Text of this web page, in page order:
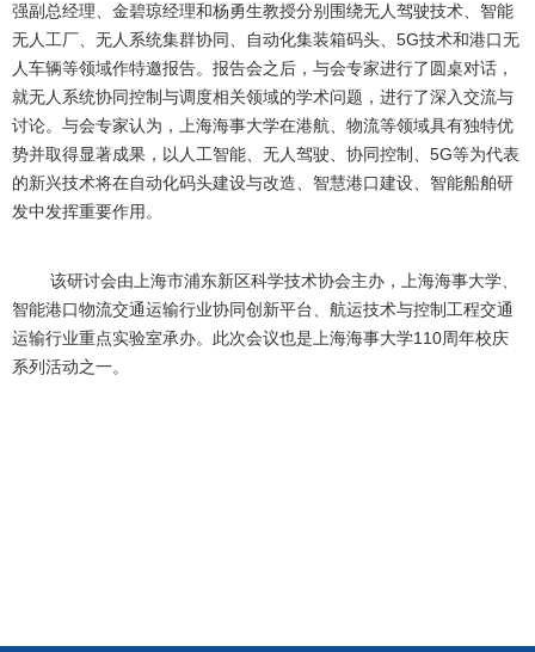
强副总经理、金碧琼经理和杨勇生教授分别围绕无人驾驶技术、智能
无人工厂、无人系统集群协同、自动化集装箱码头、5G技术和港口无
人车辆等领域作特邀报告。报告会之后，与会专家进行了圆桌对话，
就无人系统协同控制与调度相关领域的学术问题，进行了深入交流与
讨论。与会专家认为，上海海事大学在港航、物流等领域具有独特优
势并取得显著成果，以人工智能、无人驾驶、协同控制、5G等为代表
的新兴技术将在自动化码头建设与改造、智慧港口建设、智能船舶研
发中发挥重要作用。
该研讨会由上海市浦东新区科学技术协会主办，上海海事大学、
智能港口物流交通运输行业协同创新平台、航运技术与控制工程交通
运输行业重点实验室承办。此次会议也是上海海事大学110周年校庆
系列活动之一。